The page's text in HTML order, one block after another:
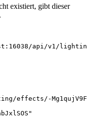
existiert, gibt dieser
api/v1/
effects/-
"